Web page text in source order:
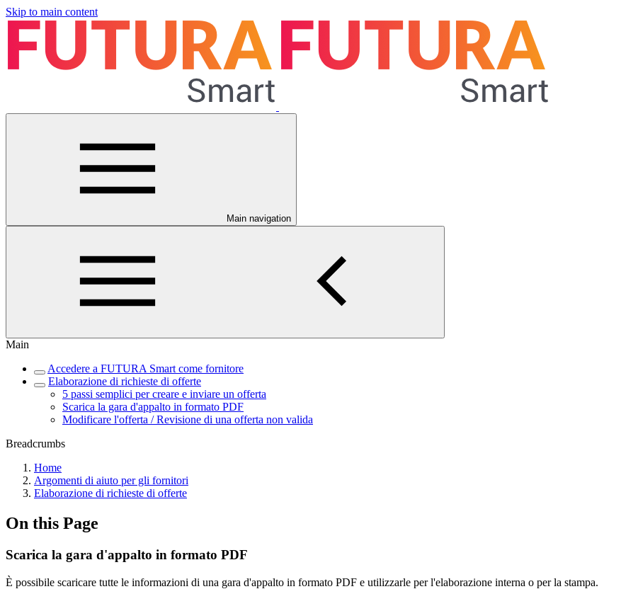
Skip to main content
Main navigation
Main
Accedere a FUTURA Smart come fornitore
Elaborazione di richieste di offerte
5 passi semplici per creare e inviare un offerta
Scarica la gara d'appalto in formato PDF
Modificare l'offerta / Revisione di una offerta non valida
Breadcrumbs
Home
Argomenti di aiuto per gli fornitori
Elaborazione di richieste di offerte
On this Page
Scarica la gara d'appalto in formato PDF
È possibile scaricare tutte le informazioni di una gara d'appalto in formato PDF e utilizzarle per l'elaborazione interna o per la stampa.